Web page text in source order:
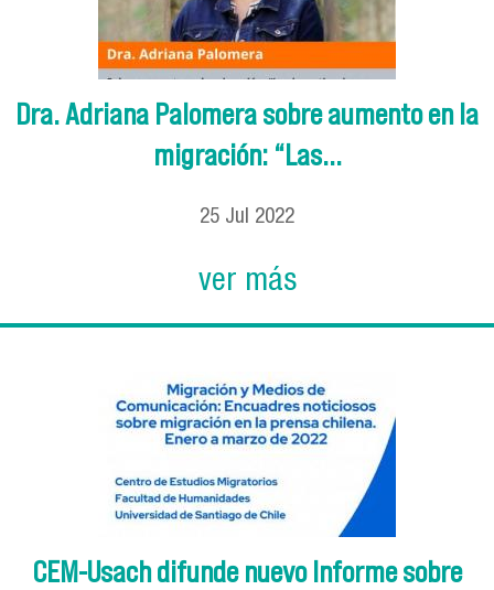
Dra. Adriana Palomera sobre aumento en la
migración: “Las...
25 Jul 2022
ver más
CEM-Usach difunde nuevo Informe sobre